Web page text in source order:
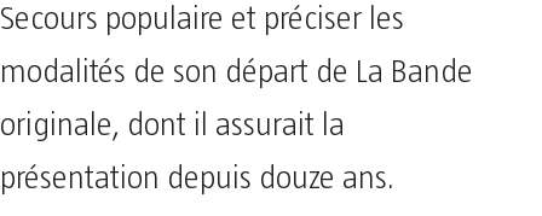
Secours populaire et préciser les
modalités de son départ de La Bande
originale, dont il assurait la
présentation depuis douze ans.